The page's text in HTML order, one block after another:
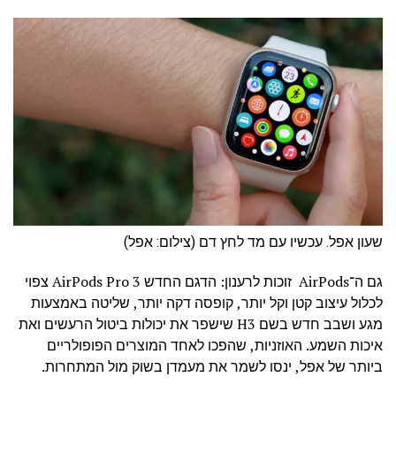
שעון אפל. עכשיו עם מד לחץ דם (צילום: אפל)
גם ה־AirPods זוכות לרענון: הדגם החדש AirPods Pro 3 צפוי
לכלול עיצוב קטן וקל יותר, קופסה דקה יותר, שליטה באמצעות
מגע ושבב חדש בשם H3 שישפר את יכולות ביטול הרעשים ואת
איכות השמע. האוזניות, שהפכו לאחד המוצרים הפופולריים
ביותר של אפל, ינסו לשמר את מעמדן בשוק מול המתחרות.